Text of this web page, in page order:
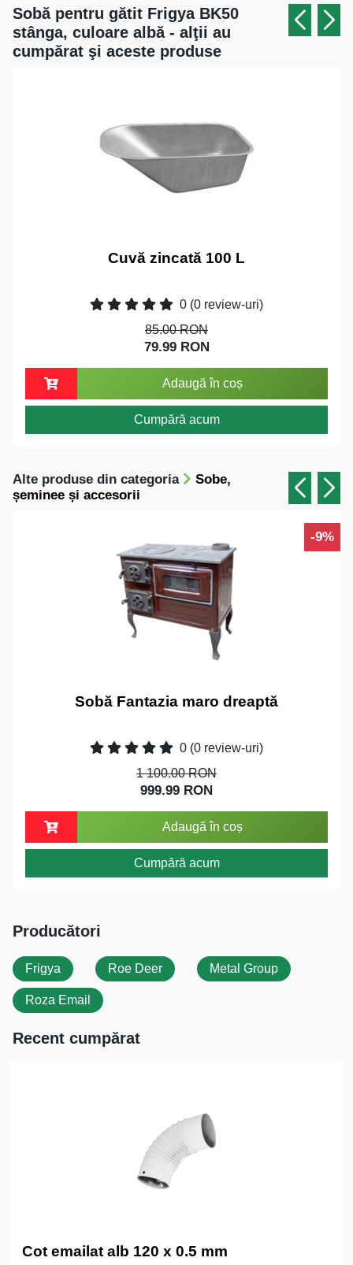
Sobă pentru gătit Frigya BK50
stânga, culoare albă - alţii au
cumpărat şi aceste produse
Cuvă zincată 100 L
0 (0 review-uri)
85.00 RON
79.99 RON
Adaugă în coș
Cumpără acum
Alte produse din categoria
Sobe,
șeminee și accesorii
-9%
Sobă Fantazia maro dreaptă
0 (0 review-uri)
1 100.00 RON
999.99 RON
Adaugă în coș
Cumpără acum
Producători
Frigya Roe Deer Metal Group
Roza Email
Recent cumpărat
Cot emailat alb 120 x 0.5 mm